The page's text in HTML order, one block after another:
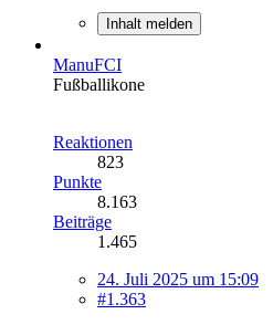
Inhalt melden
ManuFCI
Fußballikone
Reaktionen
823
Punkte
8.163
Beiträge
1.465
24. Juli 2025 um 15:09
#1.363